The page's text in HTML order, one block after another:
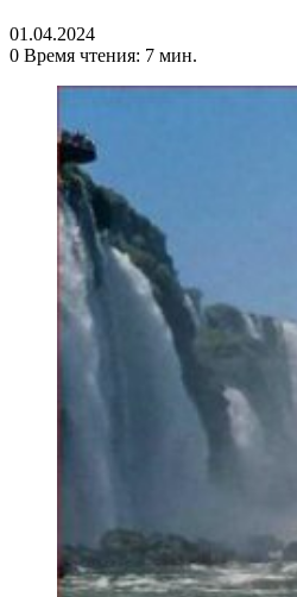
01.04.2024
0 Время чтения: 7 мин.